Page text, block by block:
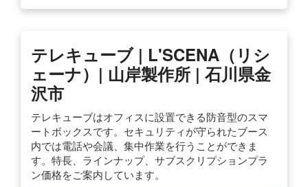
テレキューブ | L'SCENA（リシ
ェーナ）| 山岸製作所 | 石川県金
沢市
テレキューブはオフィスに設置できる防音型のスマ
ートボックスです。セキュリティが守られたブース
内では電話や会議、集中作業を行うことができま
す。特長、ラインナップ、サブスクリプションプラ
ン価格をご案内しています。